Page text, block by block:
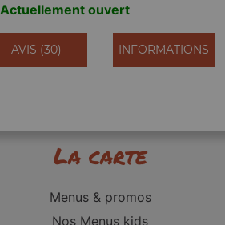
Actuellement ouvert
AVIS (30) INFORMATIONS
La carte
Menus & promos
Nos Menus kids